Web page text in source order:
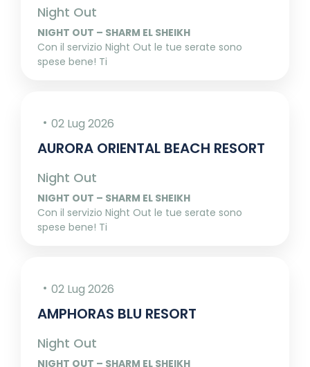
Night Out
NIGHT OUT – SHARM EL SHEIKH
Con il servizio Night Out le tue serate sono
spese bene! Ti
02 Lug 2026
AURORA ORIENTAL BEACH RESORT
Night Out
NIGHT OUT – SHARM EL SHEIKH
Con il servizio Night Out le tue serate sono
spese bene! Ti
02 Lug 2026
AMPHORAS BLU RESORT
Night Out
NIGHT OUT – SHARM EL SHEIKH